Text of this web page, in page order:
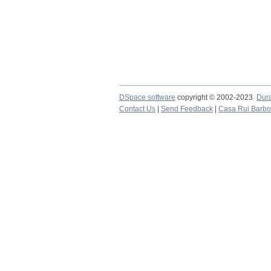
DSpace software copyright © 2002-2023
Contact Us
Send Feedback Casa Rui